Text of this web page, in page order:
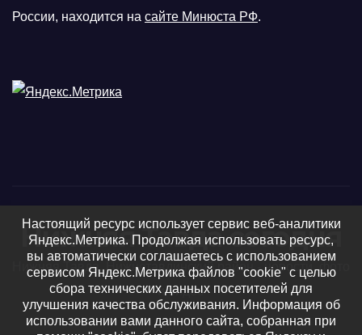
России, находится на сайте Минюста РФ.
Нижняя Тавда сегодня
Нижняя Тавда, Нижнетавдинский район - новости, фото
и видео
Настоящий ресурс использует сервис веб-аналитики
Яндекс.Метрика. Продолжая использовать ресурс,
вы автоматически соглашаетесь с использованием
сервисом Яндекс.Метрика файлов "cookie" с целью
сбора технических данных посетителей для
улучшения качества обслуживания. Информация об
использовании вами данного сайта, собранная при